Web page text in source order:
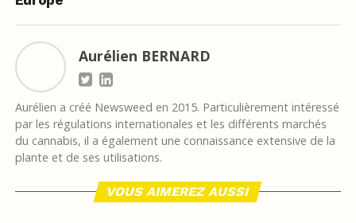
Aurélien BERNARD
Aurélien a créé Newsweed en 2015. Particulièrement intéressé
par les régulations internationales et les différents marchés
du cannabis, il a également une connaissance extensive de la
plante et de ses utilisations.
VOUS AIMEREZ AUSSI